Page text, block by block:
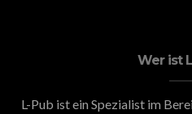
Wer ist
L-Pub ist ein Spezialist im